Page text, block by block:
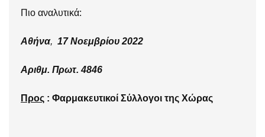
Πιο αναλυτικά:
Αθήνα, 17 Νοεμβρίου 2022
Αριθμ. Πρωτ. 4846
Προς : Φαρμακευτικοί Σύλλογοι της Χώρας